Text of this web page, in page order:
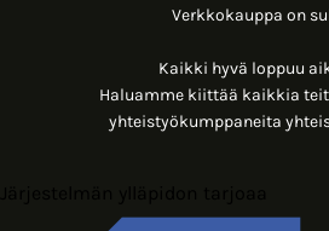
Verkkokauppa on
Kaikki hyvä loppuu
Haluamme kiittää kaikkia
yhteistyökumppaneita